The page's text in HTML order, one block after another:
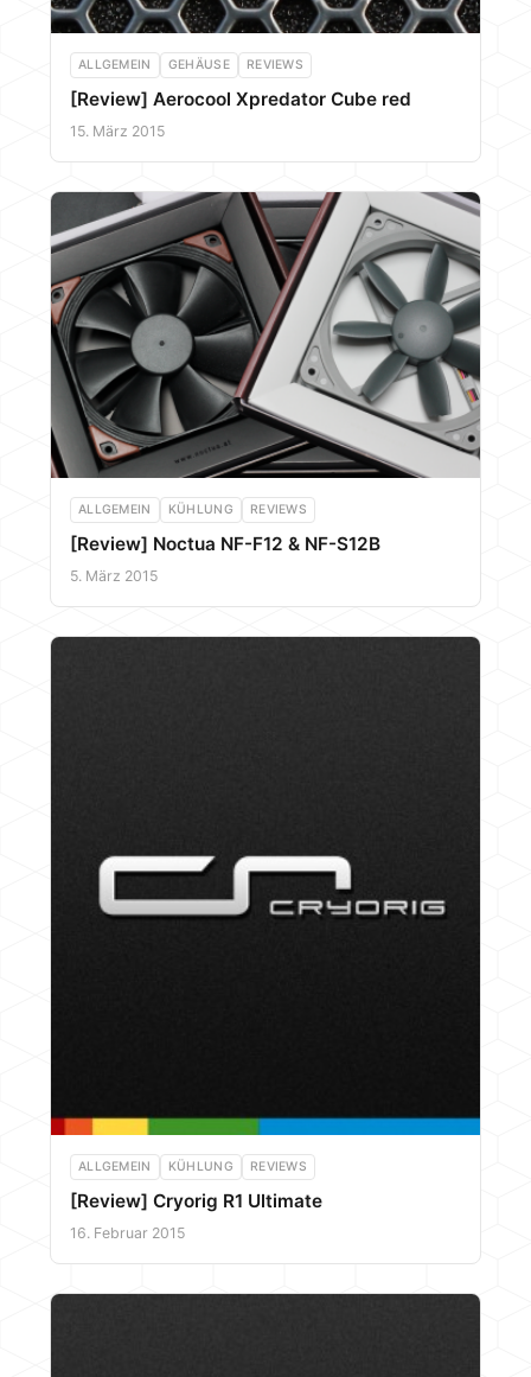
ALLGEMEIN GEHÄUSE REVIEWS
[Review] Aerocool Xpredator Cube red
15. März 2015
ALLGEMEIN KÜHLUNG REVIEWS
[Review] Noctua NF-F12 & NF-S12B
5. März 2015
ALLGEMEIN KÜHLUNG REVIEWS
[Review] Cryorig R1 Ultimate
16. Februar 2015